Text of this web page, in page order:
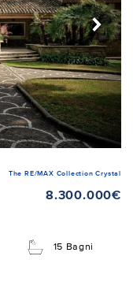
The RE/MAX Collection Crystal
8.300.000€
15 Bagni